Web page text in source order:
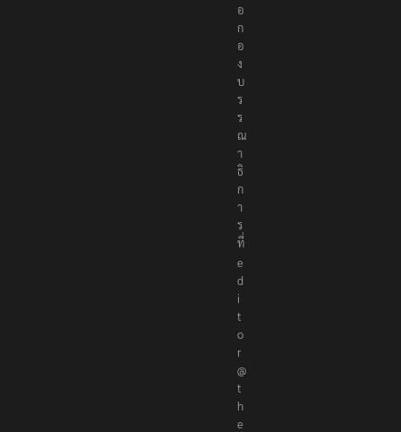
อ
ก
อ
ง
บ
ร
ร
ณ
า
ธิ
ก
า
ร
ที่
e
d
i
t
o
r
@
t
h
e